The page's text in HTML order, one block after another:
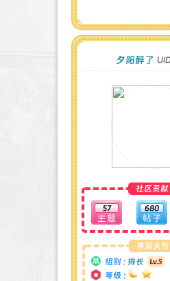
夕阳醉了
社区贡献
57 680
等级头衔
组别 : 排长
等级 :